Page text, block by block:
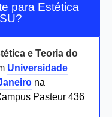
para Estética
e Teoria do
Universidade
na
Pasteur 436